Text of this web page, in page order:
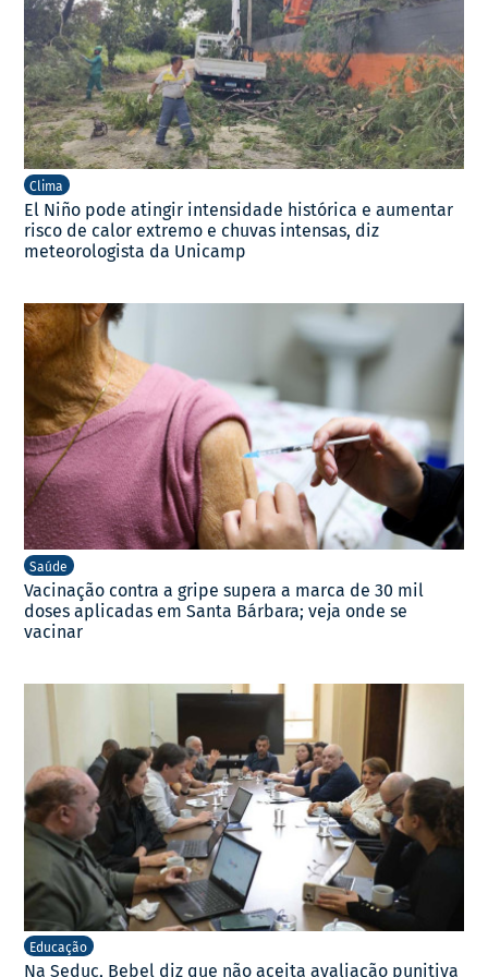
Clima
El Niño pode atingir intensidade histórica e aumentar
risco de calor extremo e chuvas intensas, diz
meteorologista da Unicamp
Saúde
Vacinação contra a gripe supera a marca de 30 mil
doses aplicadas em Santa Bárbara; veja onde se
vacinar
Educação
Na Seduc, Bebel diz que não aceita avaliação punitiva